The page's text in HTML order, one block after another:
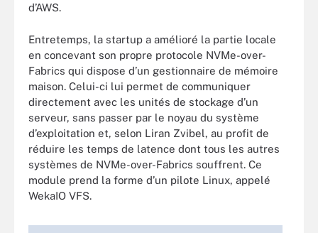
d’AWS.
Entretemps, la startup a amélioré la partie locale
en concevant son propre protocole NVMe-over-
Fabrics qui dispose d’un gestionnaire de mémoire
maison. Celui-ci lui permet de communiquer
directement avec les unités de stockage d’un
serveur, sans passer par le noyau du système
d’exploitation et, selon Liran Zvibel, au profit de
réduire les temps de latence dont tous les autres
systèmes de NVMe-over-Fabrics souffrent. Ce
module prend la forme d’un pilote Linux, appelé
WekaIO VFS.